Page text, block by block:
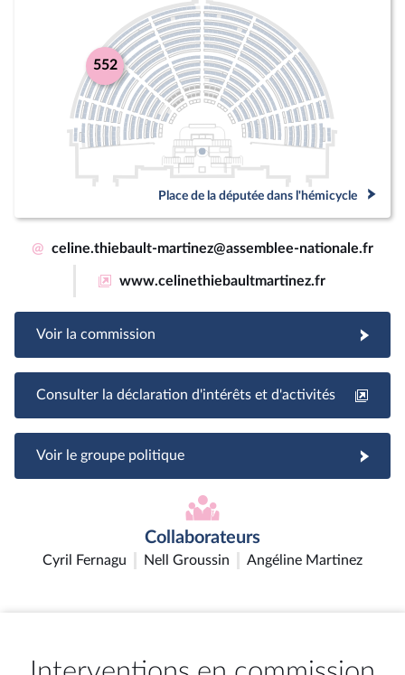
552
Place de la députée dans l'hémicycle
@ celine.thiebault-martinez@assemblee-nationale.fr
www.celinethiebaultmartinez.fr
Voir la commission
Consulter la déclaration d'intérêts et d'activités
Voir le groupe politique
Collaborateurs
Cyril Fernagu Nell Groussin Angéline Martinez